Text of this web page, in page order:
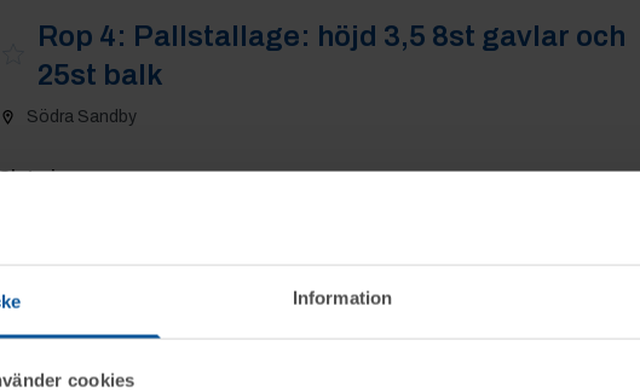
Information
cookies
Rop 4: Pallstallage: höjd 3,5 8st gavlar och
25st balk
Södra Sandby
:
400 krexkl. moms